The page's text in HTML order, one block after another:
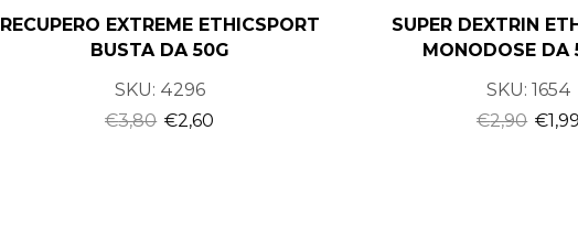
RECUPERO EXTREME ETHICSPORT
BUSTA DA 50G
SKU: 4296
€3,80 €2,60
SUPER DEXTRIN
MONODOSE DA
SKU: 1654
€2,90 €1,99